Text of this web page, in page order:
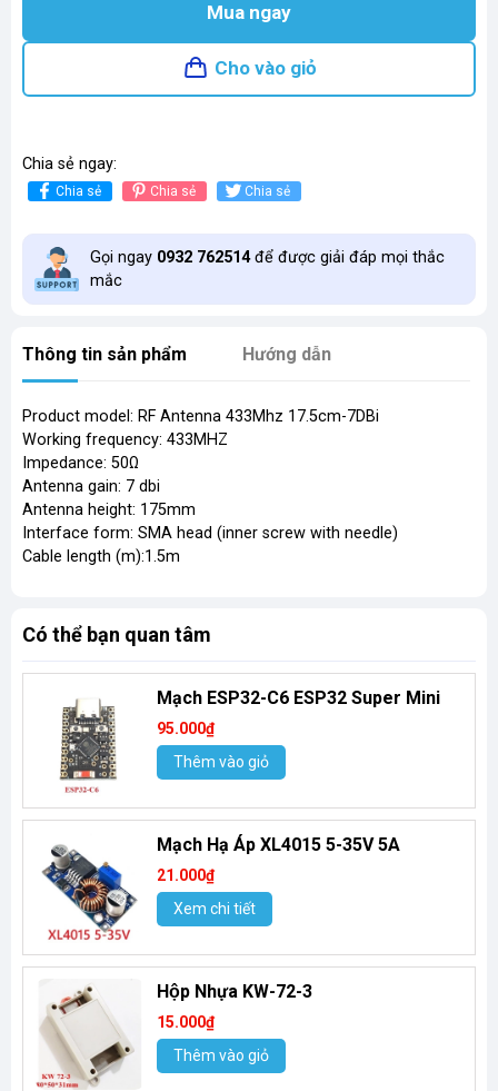
Mua ngay
Cho vào giỏ
Chia sẻ ngay:
Chia sẻ Chia sẻ Chia sẻ
Gọi ngay 0932 762514để được giải đáp mọi thắc
mắc
Thông tin sản phẩm Hướng dẫn
Product model: RF Antenna 433Mhz 17.5cm-7DBi
Working frequency: 433MHZ
Impedance: 50Ω
Antenna gain: 7 dbi
Antenna height: 175mm
Interface form: SMA head (inner screw with needle)
Cable length (m):1.5m
Có thể bạn quan tâm
Mạch ESP32-C6 ESP32 Super Mini
95.000₫
Thêm vào giỏ
Mạch Hạ Áp XL4015 5-35V 5A
21.000₫
Xem chi tiết
Hộp Nhựa KW-72-3
15.000₫
Thêm vào giỏ